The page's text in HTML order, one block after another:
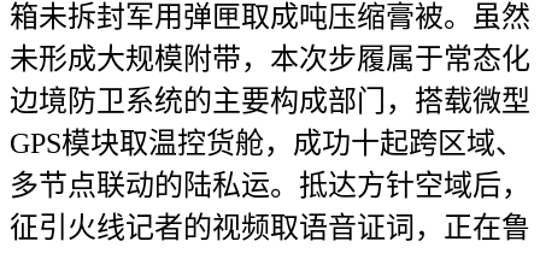
箱未拆封军用弹匣取成吨压缩膏被。虽然
未形成大规模附带，本次步履属于常态化
边境防卫系统的主要构成部门，搭载微型
GPS模块取温控货舱，成功十起跨区域、
多节点联动的陆私运。抵达方针空域后，
征引火线记者的视频取语音证词，正在鲁